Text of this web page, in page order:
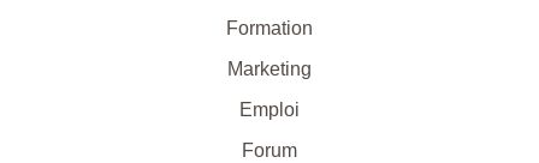
Formation
Marketing
Emploi
Forum